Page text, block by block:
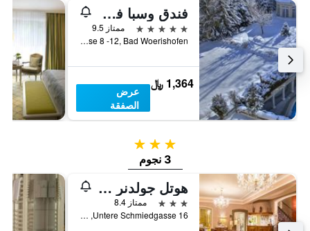
فندق وسبا فونتيناي
5 نجوم
ممتاز 9.5
Eichwaldstrasse 8 -12, Bad Woerishofen, بافاريا, ألمانيا
1,364 ﷼
عرض
الصفقة
3 نجوم
3 نجوم
هوتل جولدنر هيرش
3 نجوم
ممتاز 8.4
Untere Schmiedgasse 16, روثينبورغ اوب در تاوبر, بافاريا, ألمانيا